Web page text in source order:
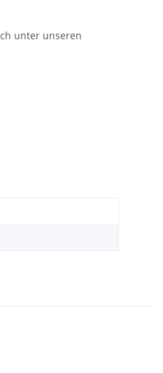
unter unseren